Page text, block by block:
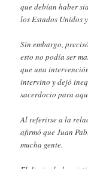
que debían haber
los Estados Unidos
Sin embargo,
esto no podía ser
que una
intervino y dejó
sacerdocio para
Al referirse a la
afirmó que Juan
mucha gente.